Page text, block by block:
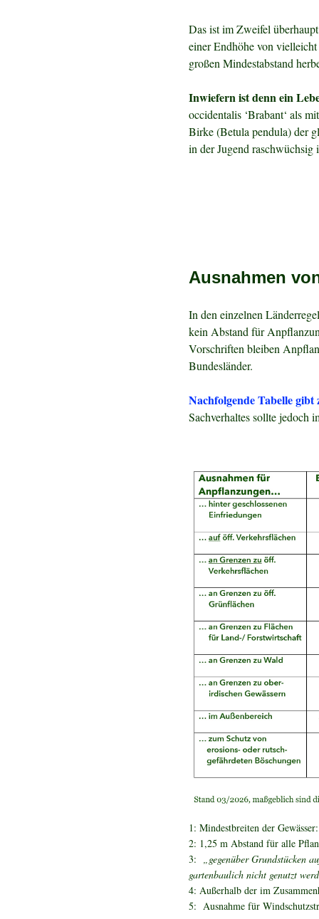
Das ist im Zweifel
einer Endhöhe von
großen Mindestabstand
Inwiefern ist denn ein
occidentalis ‘Brabant‘ als
Birke (Betula pendula) der
in der Jugend raschwüchsig
Ausnahmen
In den einzelnen
kein Abstand für
Vorschriften bleiben
Bundesländer.
Nachfolgende Tabelle
Sachverhaltes sollte jedoch
1: Mindestbreiten der
2: 1,25 m Abstand für alle
3: „gegenüber Grundstücken
gartenbaulich nicht genutzt
4: Außerhalb der im
5: Ausnahme für